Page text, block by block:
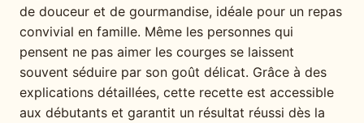
de douceur et de gourmandise, idéale pour un repas
convivial en famille. Même les personnes qui
pensent ne pas aimer les courges se laissent
souvent séduire par son goût délicat. Grâce à des
explications détaillées, cette recette est accessible
aux débutants et garantit un résultat réussi dès la